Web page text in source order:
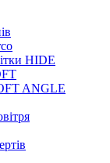
HIDE
ANGLE